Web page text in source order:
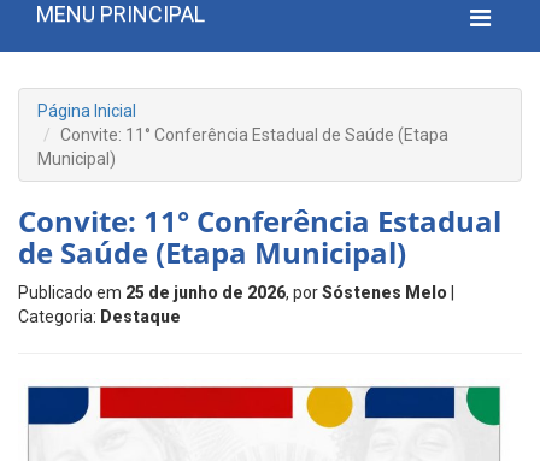
MENU PRINCIPAL
Página Inicial
Convite: 11° Conferência Estadual de Saúde (Etapa
Municipal)
Convite: 11° Conferência Estadual
de Saúde (Etapa Municipal)
Publicado em 25 de junho de 2026, porSóstenes Melo
Categoria: Destaque